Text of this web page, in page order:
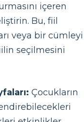
içeren
Bu, fiil
veya bir cümleyi
seçilmesini
Çocukların